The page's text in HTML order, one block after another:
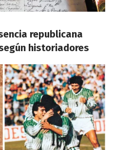
republicana
historiadores